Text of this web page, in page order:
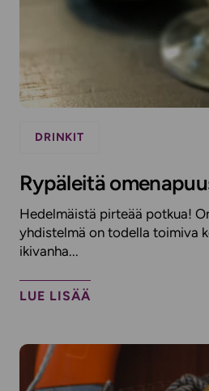
DRINKIT
Rypäleitä
Hedelmäistä pirteää potkua!
yhdistelmä on todella toimiva
ikivanha...
LUE LISÄÄ